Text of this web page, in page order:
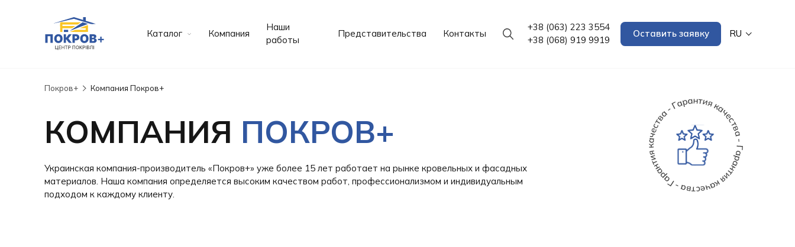
Каталог Компания
Наши
работы
Представительства Контакты
+38 (063) 223 3554
+38 (068) 919 9919
Оставить заявку RU
Покров+ Компания Покров+
КОМПАНИЯ ПОКРОВ+
Украинская компания-производитель «Покров+» уже более 15 лет работает на рынке кровельных и фасадных
материалов. Наша компания определяется высоким качеством работ, профессионализмом и индивидуальным
подходом к каждому клиенту.